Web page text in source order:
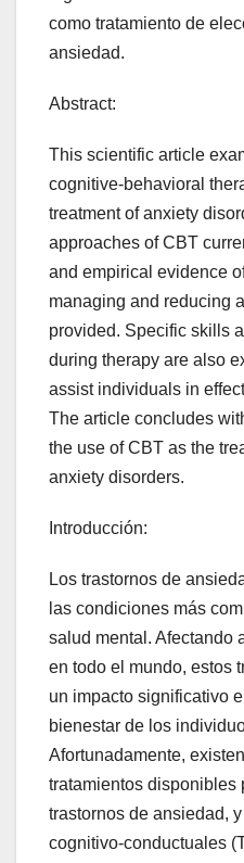
como tratamiento de
ansiedad.
Abstract:
This scientific article
cognitive-behavioral
treatment of anxiety
approaches of CBT
and empirical evidence
managing and reducing
provided. Specific skills
during therapy are also
assist individuals in
The article concludes
the use of CBT as the
anxiety disorders.
Introducción:
Los trastornos de
las condiciones más
salud mental. Afectando
en todo el mundo, estos
un impacto significativo
bienestar de los
Afortunadamente,
tratamientos disponibles
trastornos de ansiedad,
cognitivo-conductuales